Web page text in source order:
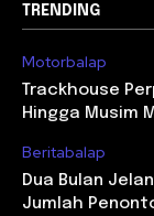
TRENDING
Motorbalap
Trackhouse
Hingga Musim
Beritabalap
Dua Bulan
Jumlah